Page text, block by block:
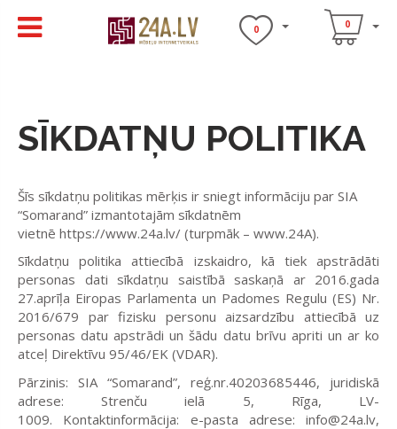
0 0
SĪKDATŅU POLITIKA
Šīs sīkdatņu politikas mērķis ir sniegt informāciju par SIA
“Somarand” izmantotajām sīkdatnēm
vietnē https://www.24a.lv/ (turpmāk – www.24A).
Sīkdatņu politika attiecībā izskaidro, kā tiek apstrādāti
personas dati sīkdatņu saistībā saskaņā ar 2016.gada
27.aprīļa Eiropas Parlamenta un Padomes Regulu (ES) Nr.
2016/679 par fizisku personu aizsardzību attiecībā uz
personas datu apstrādi un šādu datu brīvu apriti un ar ko
atceļ Direktīvu 95/46/EK (VDAR).
Pārzinis: SIA “Somarand”, reģ.nr.40203685446, juridiskā
adrese: Strenču ielā 5, Rīga, LV-
1009. Kontaktinformācija: e-pasta adrese: info@24a.lv,